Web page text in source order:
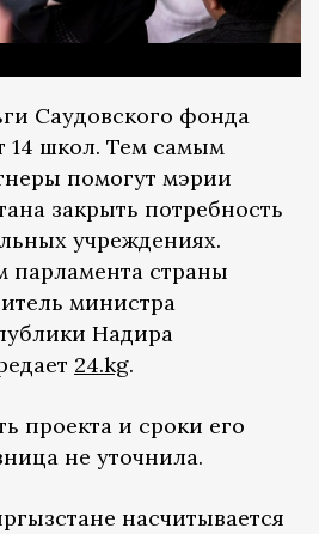
Саудовского фонда
14 школ. Тем самым
помогут мэрии
закрыть потребность
учреждениях.
парламента страны
министра
Надира
24.kg.
проекта и сроки его
не уточнила.
насчитывается